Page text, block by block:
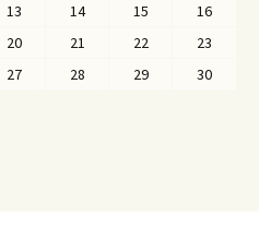
13 14 15
16
20 21 22
23
27 28 29
30